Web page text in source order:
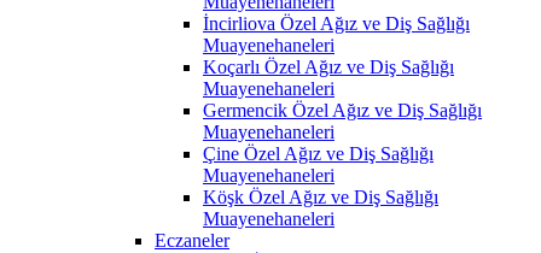
İncirliova Özel Ağız ve Diş Sağlığı
Muayenehaneleri
Koçarlı Özel Ağız ve Diş Sağlığı
Muayenehaneleri
Germencik Özel Ağız ve Diş Sağlığı
Muayenehaneleri
Çine Özel Ağız ve Diş Sağlığı
Muayenehaneleri
Köşk Özel Ağız ve Diş Sağlığı
Muayenehaneleri
Eczaneler